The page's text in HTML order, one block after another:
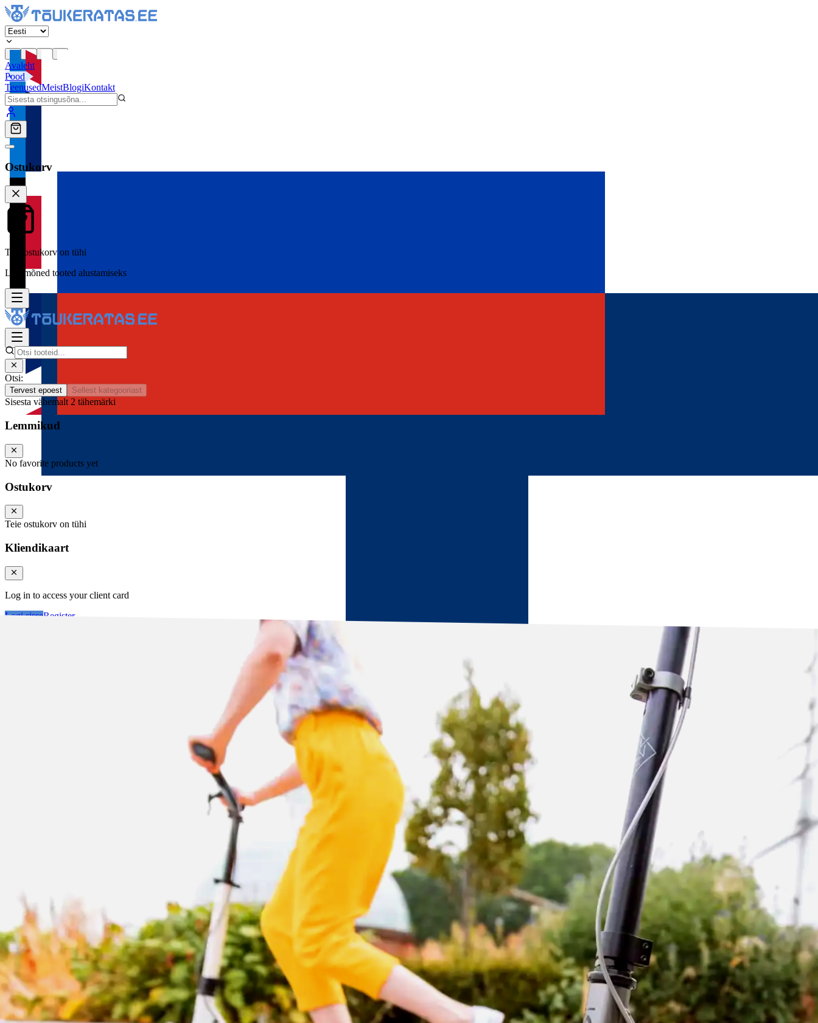
Avaleht
Pood
TeenusedMeistBlogiKontakt
Ostukorv
Teie ostukorv on tühi
Lisa mõned tooted alustamiseks
Otsi:
Tervest epoest Sellest kategooriast
Sisesta vähemalt 2 tähemärki
Lemmikud
No favorite products yet
Ostukorv
Teie ostukorv on tühi
Kliendikaart
Log in to access your client card
Logi sisseRegister
Kliendikaart